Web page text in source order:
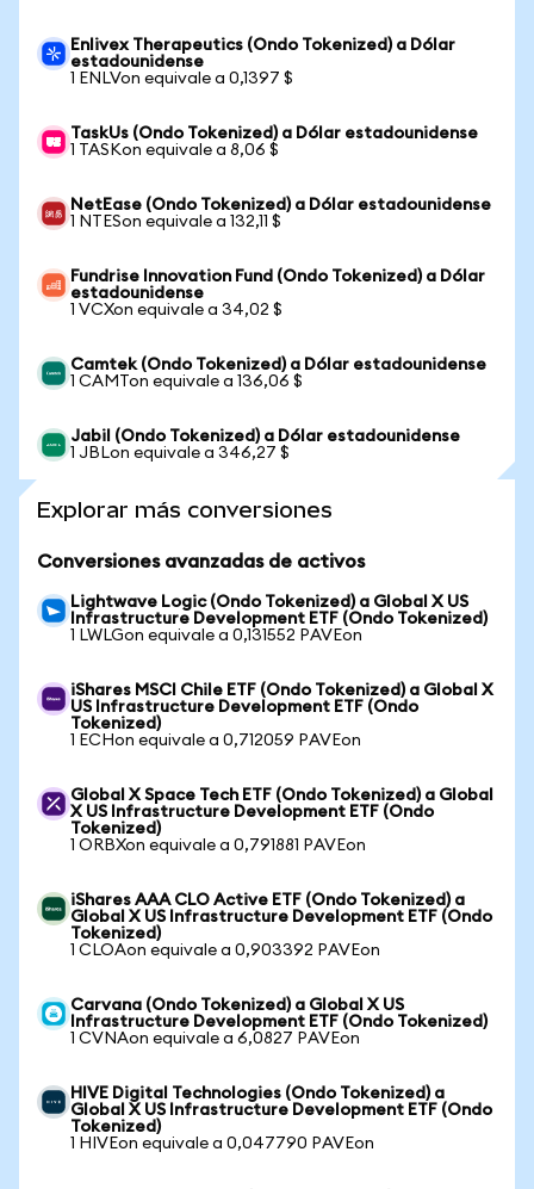
Enlivex Therapeutics (Ondo Tokenized) a Dólar
estadounidense
1 ENLVon equivale a 0,1397 $
TaskUs (Ondo Tokenized) a Dólar estadounidense
1 TASKon equivale a 8,06 $
NetEase (Ondo Tokenized) a Dólar estadounidense
1 NTESon equivale a 132,11 $
Fundrise Innovation Fund (Ondo Tokenized) a Dólar
estadounidense
1 VCXon equivale a 34,02 $
Camtek (Ondo Tokenized) a Dólar estadounidense
1 CAMTon equivale a 136,06 $
Jabil (Ondo Tokenized) a Dólar estadounidense
1 JBLon equivale a 346,27 $
Explorar más conversiones
Conversiones avanzadas de activos
Lightwave Logic (Ondo Tokenized) a Global X US
Infrastructure Development ETF (Ondo Tokenized)
1 LWLGon equivale a 0,131552 PAVEon
iShares MSCI Chile ETF (Ondo Tokenized) a Global X
US Infrastructure Development ETF (Ondo
Tokenized)
1 ECHon equivale a 0,712059 PAVEon
Global X Space Tech ETF (Ondo Tokenized) a Global
X US Infrastructure Development ETF (Ondo
Tokenized)
1 ORBXon equivale a 0,791881 PAVEon
iShares AAA CLO Active ETF (Ondo Tokenized) a
Global X US Infrastructure Development ETF (Ondo
Tokenized)
1 CLOAon equivale a 0,903392 PAVEon
Carvana (Ondo Tokenized) a Global X US
Infrastructure Development ETF (Ondo Tokenized)
1 CVNAon equivale a 6,0827 PAVEon
HIVE Digital Technologies (Ondo Tokenized) a
Global X US Infrastructure Development ETF (Ondo
Tokenized)
1 HIVEon equivale a 0,047790 PAVEon